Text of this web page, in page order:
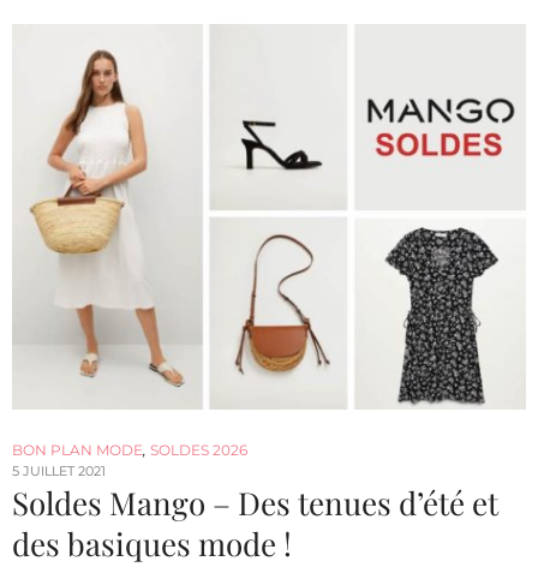
BON PLAN MODE, SOLDES 2026
5 JUILLET 2021
Soldes Mango – Des tenues d’été et
des basiques mode !